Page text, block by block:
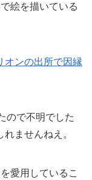
絵を描いている
オンの出所で因縁
ので不明でした
ませんねえ。
愛用しているこ